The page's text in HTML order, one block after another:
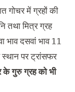
गोचर में ग्रहों की
तथा मित्र ग्रह
भाव दसवां भाव 11
पर ट्रांसफर
के गुरु ग्रह को भी